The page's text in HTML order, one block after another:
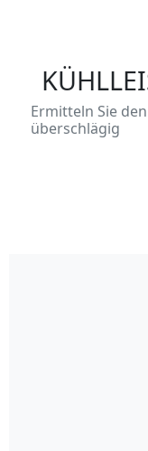
Ermitteln Sie
überschlägig